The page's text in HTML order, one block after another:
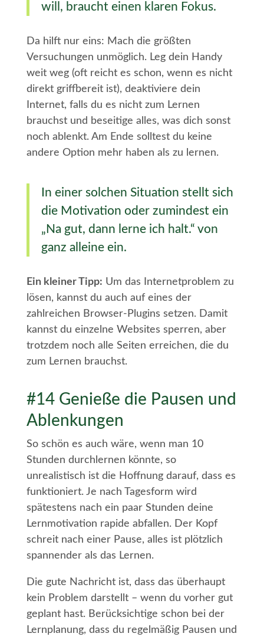
will, braucht einen klaren Fokus.
Da hilft nur eins: Mach die größten
Versuchungen unmöglich. Leg dein Handy
weit weg (oft reicht es schon, wenn es nicht
direkt griffbereit ist), deaktiviere dein
Internet, falls du es nicht zum Lernen
brauchst und beseitige alles, was dich sonst
noch ablenkt. Am Ende solltest du keine
andere Option mehr haben als zu lernen.
In einer solchen Situation stellt sich
die Motivation oder zumindest ein
„Na gut, dann lerne ich halt.“ von
ganz alleine ein.
Ein kleiner Tipp: Um das Internetproblem zu
lösen, kannst du auch auf eines der
zahlreichen Browser-Plugins setzen. Damit
kannst du einzelne Websites sperren, aber
trotzdem noch alle Seiten erreichen, die du
zum Lernen brauchst.
#14 Genieße die Pausen und
Ablenkungen
So schön es auch wäre, wenn man 10
Stunden durchlernen könnte, so
unrealistisch ist die Hoffnung darauf, dass es
funktioniert. Je nach Tagesform wird
spätestens nach ein paar Stunden deine
Lernmotivation rapide abfallen. Der Kopf
schreit nach einer Pause, alles ist plötzlich
spannender als das Lernen.
Die gute Nachricht ist, dass das überhaupt
kein Problem darstellt – wenn du vorher gut
geplant hast. Berücksichtige schon bei der
Lernplanung, dass du regelmäßig Pausen und